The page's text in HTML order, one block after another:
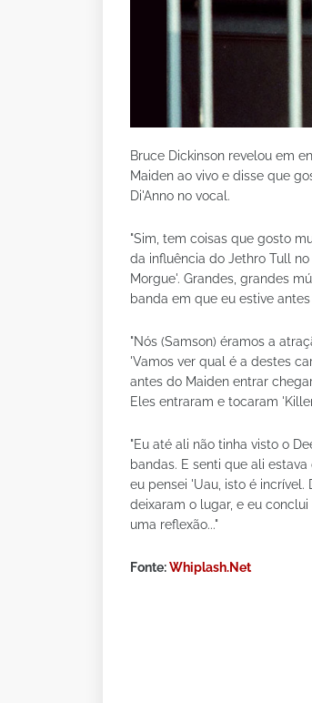
Bruce Dickinson revelou em
Maiden ao vivo e disse que
Di'Anno no vocal.
"Sim, tem coisas que gosto
da influência do Jethro Tull
Morgue'. Grandes, grandes
banda em que eu estive
"Nós (Samson) éramos a
'Vamos ver qual é a destes
antes do Maiden entrar
Eles entraram e tocaram
"Eu até ali não tinha visto o
bandas. E senti que ali
eu pensei 'Uau, isto é
deixaram o lugar, e eu
uma reflexão..."
Fonte:Whiplash.Net